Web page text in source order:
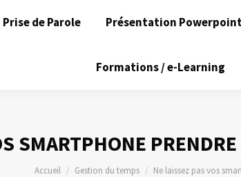
Prise de Parole Présentation
Formations / e-Learning
SMARTPHONE
Vous êtes ici :
Accueil Gestion du temps Ne laissez pas vos